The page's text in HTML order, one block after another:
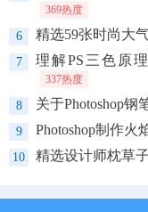
369热度
6 精选59张时尚大
7 理解PS三色原
337热度
8 关于Photoshop钢
9 Photoshop制作
10 精选设计师枕草